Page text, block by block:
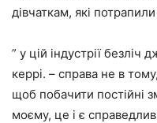
дівчаткам, які
” у цій індустрії
керрі. – справа не в
щоб побачити постійні
моєму, це і є